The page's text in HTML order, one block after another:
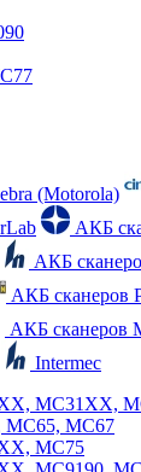
(Motorola)
АКБ
АКБ
АКБ сканеров
АКБ сканеров
Intermec
MC31XX,
MC65, MC67
MC75